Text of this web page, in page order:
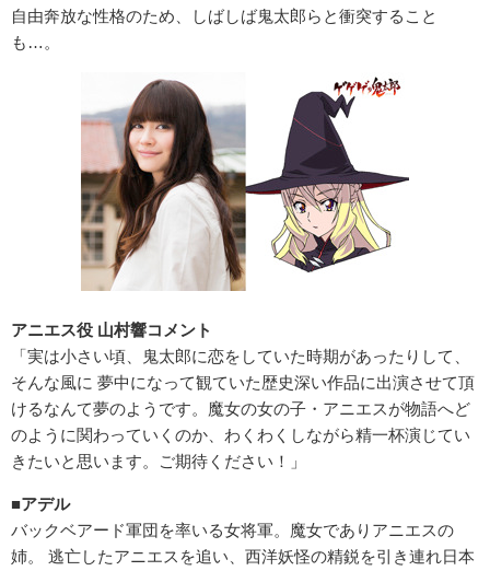
自由奔放な性格のため、しばしば鬼太郎らと衝突すること
も…。
アニエス役 山村響コメント
「実は小さい頃、鬼太郎に恋をしていた時期があったりして、
そんな風に 夢中になって観ていた歴史深い作品に出演させて頂
けるなんて夢のようです。魔女の女の子・アニエスが物語へど
のように関わっていくのか、わくわくしながら精一杯演じてい
きたいと思います。ご期待ください！」
■アデル
バックベアード軍団を率いる女将軍。魔女でありアニエスの
姉。 逃亡したアニエスを追い、西洋妖怪の精鋭を引き連れ日本